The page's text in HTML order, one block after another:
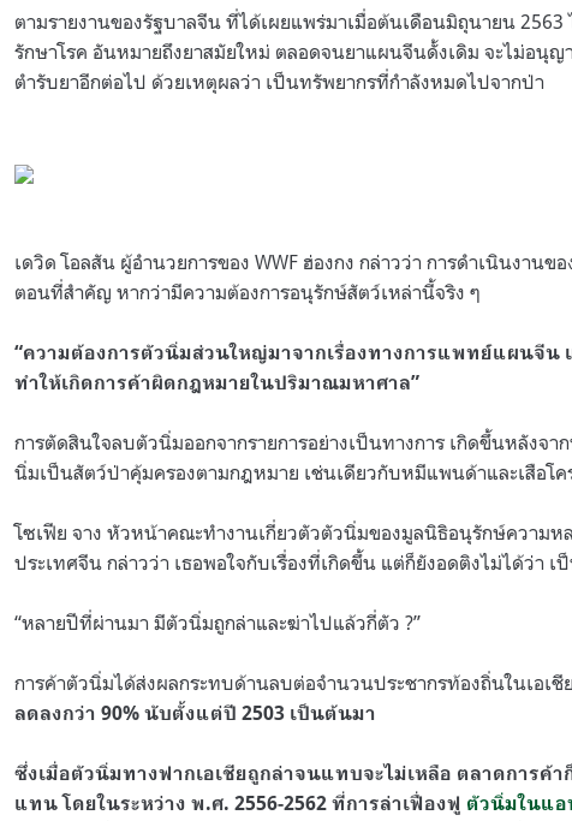
ตามรายงานของรัฐบาลจีน ที่ได้เผยแพร่มาเมื่อต้นเดือนมิถุนายน 2563
รักษาโรค อันหมายถึงยาสมัยใหม่ ตลอดจนยาแผนจีนดั้งเดิม จะไม่อนุ
ตำรับยาอีกต่อไป ด้วยเหตุผลว่า เป็นทรัพยากรที่กำลังหมดไปจากป่า
เดวิด โอลสัน ผู้อำนวยการของ WWF ฮ่องกง กล่าวว่า การดำเนินงาน
ตอนที่สำคัญ หากว่ามีความต้องการอนุรักษ์สัตว์เหล่านี้จริง ๆ
“ความต้องการตัวนิ่มส่วนใหญ่มาจากเรื่องทางการแพทย์แผนจีน
ทำให้เกิดการค้าผิดกฎหมายในปริมาณมหาศาล”
การตัดสินใจลบตัวนิ่มออกจากรายการอย่างเป็นทางการ เกิดขึ้นหลังจ
นิ่มเป็นสัตว์ป่าคุ้มครองตามกฎหมาย เช่นเดียวกับหมีแพนด้าและเสือโค
โซเฟีย จาง หัวหน้าคณะทำงานเกี่ยวตัวตัวนิ่มของมูลนิธิอนุรักษ์ความ
ประเทศจีน กล่าวว่า เธอพอใจกับเรื่องที่เกิดขึ้น แต่ก็ยังอดติงไม่ได้ว่า
“หลายปีที่ผ่านมา มีตัวนิ่มถูกล่าและฆ่าไปแล้วกี่ตัว ?”
การค้าตัวนิ่มได้ส่งผลกระทบด้านลบต่อจำนวนประชากรท้องถิ่นในเอเชี
ลดลงกว่า 90% นับตั้งแต่ปี 2503 เป็นต้นมา
ซึ่งเมื่อตัวนิ่มทางฟากเอเชียถูกล่าจนแทบจะไม่เหลือ ตลาดการค้
แทน โดยในระหว่าง พ.ศ. 2556-2562 ที่การล่าเฟื่องฟู ตัวนิ่มในแอ